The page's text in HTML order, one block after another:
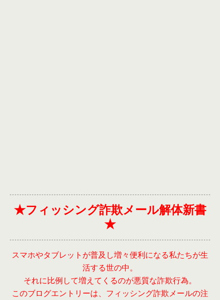
★フィッシング詐欺メール解体新書
★
スマホやタブレットが普及し増々便利になる私たちが生
活する世の中。
それに比例して増えてくるのが悪質な詐欺行為。
このブログエントリーは、フィッシング詐欺メールの注